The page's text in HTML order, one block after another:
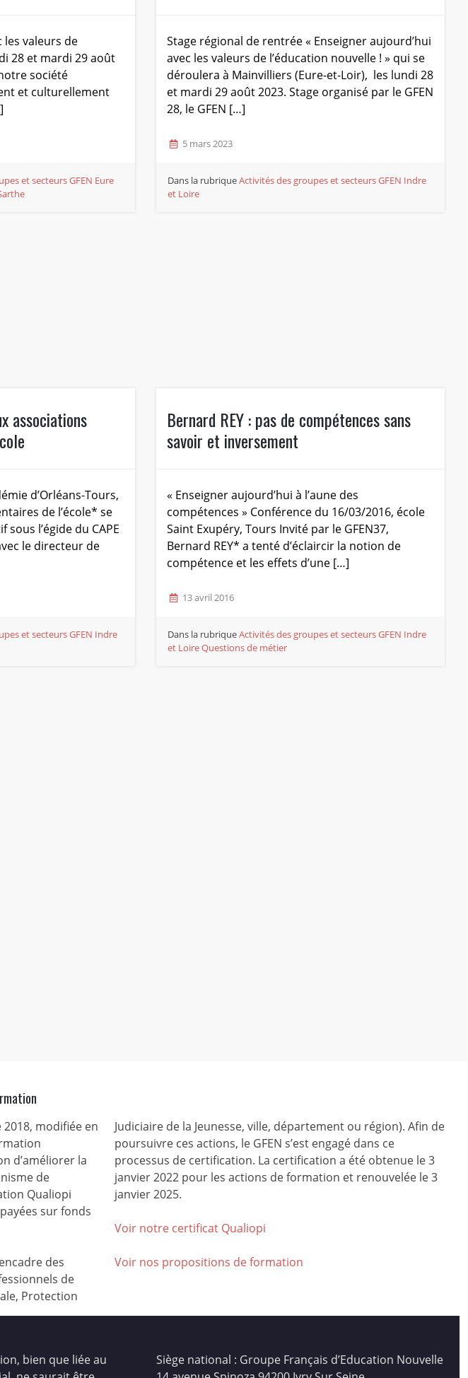
les valeurs de
28 et mardi 29 août
société
et culturellement
et secteursGFEN Eure
Stage régional de rentrée « Enseigner aujourd’hui
avec les valeurs de l’éducation nouvelle ! » qui se
déroulera à Mainvilliers (Eure-et-Loir), les lundi 28
et mardi 29 août 2023. Stage organisé par le GFEN
28, le GFEN […]
5 mars 2023
Dans la rubriqueActivités des groupes et secteursGFEN Indre
et Loire
associations
d’Orléans-Tours,
de l’école* se
l’égide du CAPE
le directeur de
et secteursGFEN Indre
Bernard REY : pas de compétences sans
savoir et inversement
« Enseigner aujourd’hui à l’aune des
compétences » Conférence du 16/03/2016, école
Saint Exupéry, Tours Invité par le GFEN37,
Bernard REY* a tenté d’éclaircir la notion de
compétence et les effets d’une […]
13 avril 2016
Dans la rubriqueActivités des groupes et secteursGFEN Indre
et LoireQuestions de métier
modifiée en
d’améliorer la
de
Qualiopi
sur fonds
des
de
Protection
Judiciaire de la Jeunesse, ville, département ou région). Afin de
poursuivre ces actions, le GFEN s’est engagé dans ce
processus de certification. La certification a été obtenue le 3
janvier 2022 pour les actions de formation et renouvelée le 3
janvier 2025.
Voir notre certificat Qualiopi
Voir nos propositions de formation
bien que liée au
Siège national : Groupe Français d’Education Nouvelle